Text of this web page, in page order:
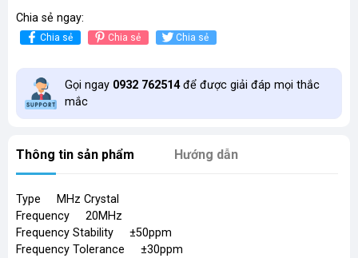
Chia sẻ ngay:
Chia sẻ Chia sẻ Chia sẻ
Gọi ngay 0932 762514để được giải đáp mọi thắc
mắc
Thông tin sản phẩm Hướng dẫn
Type MHz Crystal
Frequency 20MHz
Frequency Stability ±50ppm
Frequency Tolerance ±30ppm